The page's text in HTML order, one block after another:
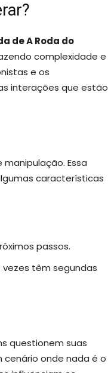
de A Roda do
complexidade e
e os
interações que estão
Essa
características
passos.
têm segundas
questionem suas
cenário onde nada é o